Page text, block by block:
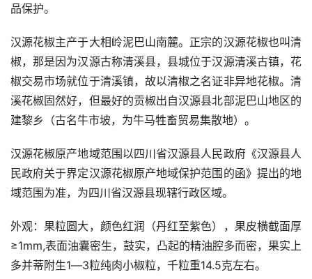
品保护。
汉源花椒主产于大相岭泥巴山南麓。正宗的汉源花椒也叫清
椒，那是因为汉源古称清溪县，县城位于汉源清溪古镇，花
椒交易市场就位于清溪镇，故以清椒之名证非异地花椒。清
溪花椒固然好，但最好的贡椒出自汉源县北部泥巴山地区的
建黎乡（古名牛市坡，为牛马牲畜贸易集散地）。
汉源花椒原产地域范围以四川省汉源县人民政府《汉源县人
民政府关于界定汉源花椒原产地域保护范围的函》提出的地
域范围为准，为四川省汉源县现辖行政区域。
外观：果粒圆大，颜色红润（丹红至紫色），果皮横截面厚
≥1mm,表面油囊密生，鼓实，凸起的精油腔多而密，果实上
多并蒂附生1―3粒纯肉小椒粒，千粒重14.5克左右。